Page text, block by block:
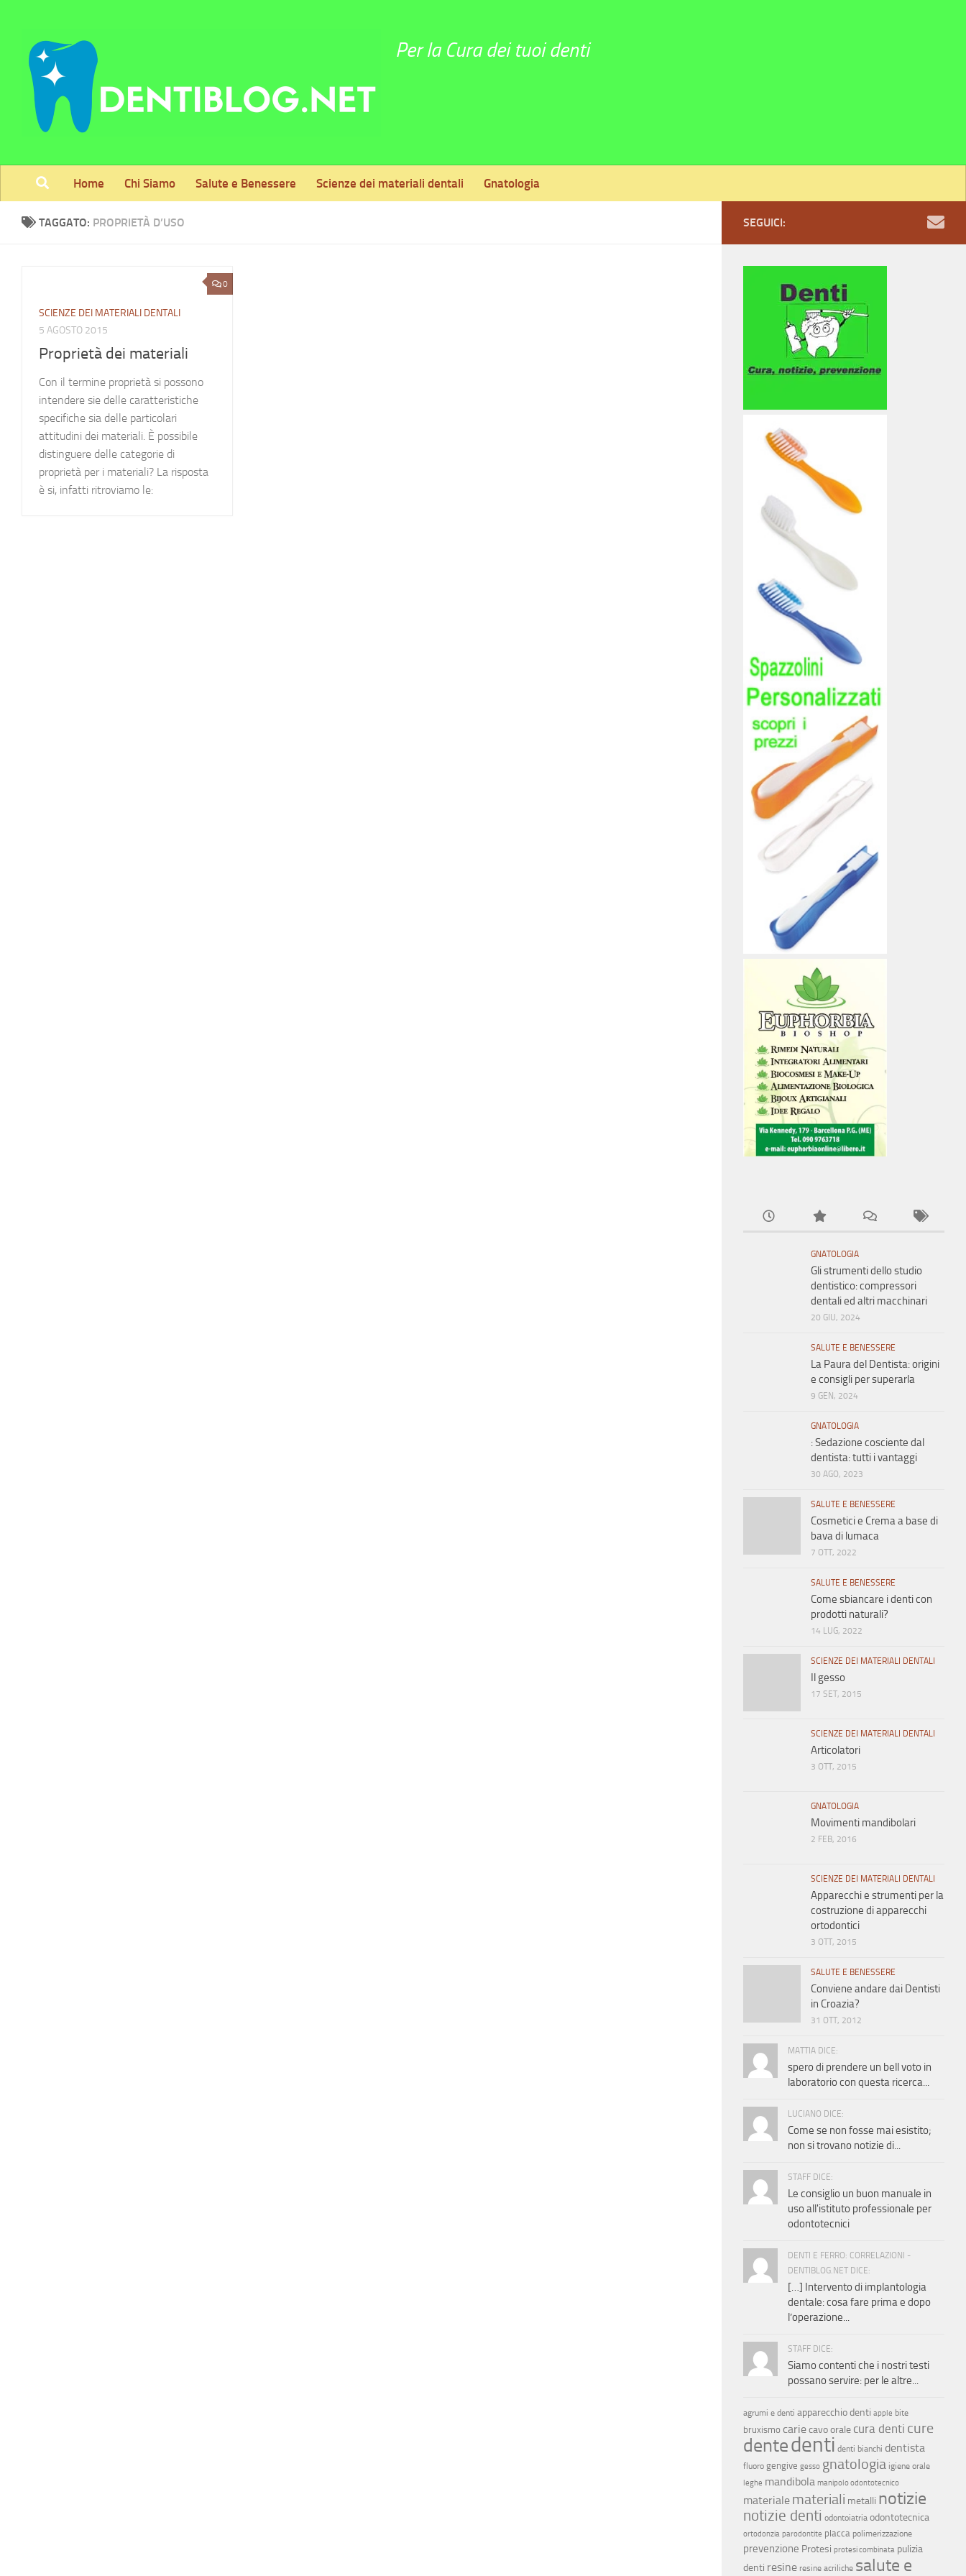
Per la Cura dei tuoi denti
Home Chi Siamo Salute e Benessere Scienze dei materiali dentali Gnatologia
TAGGATO: PROPRIETÀ D’USO
0
SCIENZE DEI MATERIALI DENTALI
5 AGOSTO 2015
Proprietà dei materiali
Con il termine proprietà si possono
intendere sie delle caratteristiche
specifiche sia delle particolari
attitudini dei materiali. È possibile
distinguere delle categorie di
proprietà per i materiali? La risposta
è si, infatti ritroviamo le:
SEGUICI:
GNATOLOGIA
Gli strumenti dello studio
dentistico: compressori
dentali ed altri macchinari
20 GIU, 2024
SALUTE E BENESSERE
La Paura del Dentista: origini
e consigli per superarla
9 GEN, 2024
GNATOLOGIA
: Sedazione cosciente dal
dentista: tutti i vantaggi
30 AGO, 2023
SALUTE E BENESSERE
Cosmetici e Crema a base di
bava di lumaca
7 OTT, 2022
SALUTE E BENESSERE
Come sbiancare i denti con
prodotti naturali?
14 LUG, 2022
SCIENZE DEI MATERIALI DENTALI
Il gesso
17 SET, 2015
SCIENZE DEI MATERIALI DENTALI
Articolatori
3 OTT, 2015
GNATOLOGIA
Movimenti mandibolari
2 FEB, 2016
SCIENZE DEI MATERIALI DENTALI
Apparecchi e strumenti per la
costruzione di apparecchi
ortodontici
3 OTT, 2015
SALUTE E BENESSERE
Conviene andare dai Dentisti
in Croazia?
31 OTT, 2012
MATTIA DICE:
spero di prendere un bell voto in
laboratorio con questa ricerca...
LUCIANO DICE:
Come se non fosse mai esistito;
non si trovano notizie di...
STAFF DICE:
Le consiglio un buon manuale in
uso all'istituto professionale per
odontotecnici
DENTI E FERRO: CORRELAZIONI -
DENTIBLOG.NET DICE:
[…] Intervento di implantologia
dentale: cosa fare prima e dopo
l’operazione...
STAFF DICE:
Siamo contenti che i nostri testi
possano servire: per le altre...
agrumi e denti apparecchio denti apple bite
bruxismo cariecavo orale cura denti cure
dentedenti denti bianchi dentista
fluoro gengive gesso gnatologia igiene orale
leghe mandibola manipolo odontotecnico
materiale materiali metalli notizie
notizie denti odontoiatria odontotecnica
ortodonzia parodontite placca polimerizzazione
prevenzione Protesi protesi combinata pulizia
denti resine resine acriliche salute e